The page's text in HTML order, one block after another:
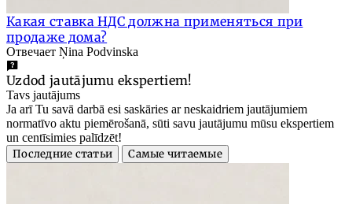
Какая ставка НДС должна применяться при
продаже дома?
Отвечает Ņina Podvinska
Uzdod jautājumu ekspertiem!
Tavs jautājums
Ja arī Tu savā darbā esi saskāries ar neskaidriem jautājumiem
normatīvo aktu piemērošanā, sūti savu jautājumu mūsu ekspertiem
un centīsimies palīdzēt!
Последние статьи
Самые читаемые